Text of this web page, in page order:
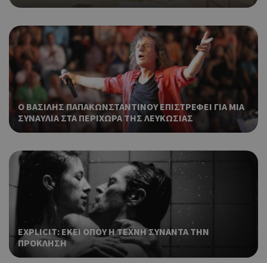
Ο ΒΑΣΙΛΗΣ ΠΑΠΑΚΩΝΣΤΑΝΤΙΝΟΥ ΕΠΙΣΤΡΕΦΕΙ ΓΙΑ ΜΙΑ
ΣΥΝΑΥΛΙΑ ΣΤΑ ΠΕΡΙΧΩΡΑ ΤΗΣ ΛΕΥΚΩΣΙΑΣ
EXPLICIT: ΕΚΕΙ ΟΠΟΥ Η ΤΕΧΝΗ ΣΥΝΑΝΤΑ ΤΗΝ
ΠΡΟΚΛΗΣΗ